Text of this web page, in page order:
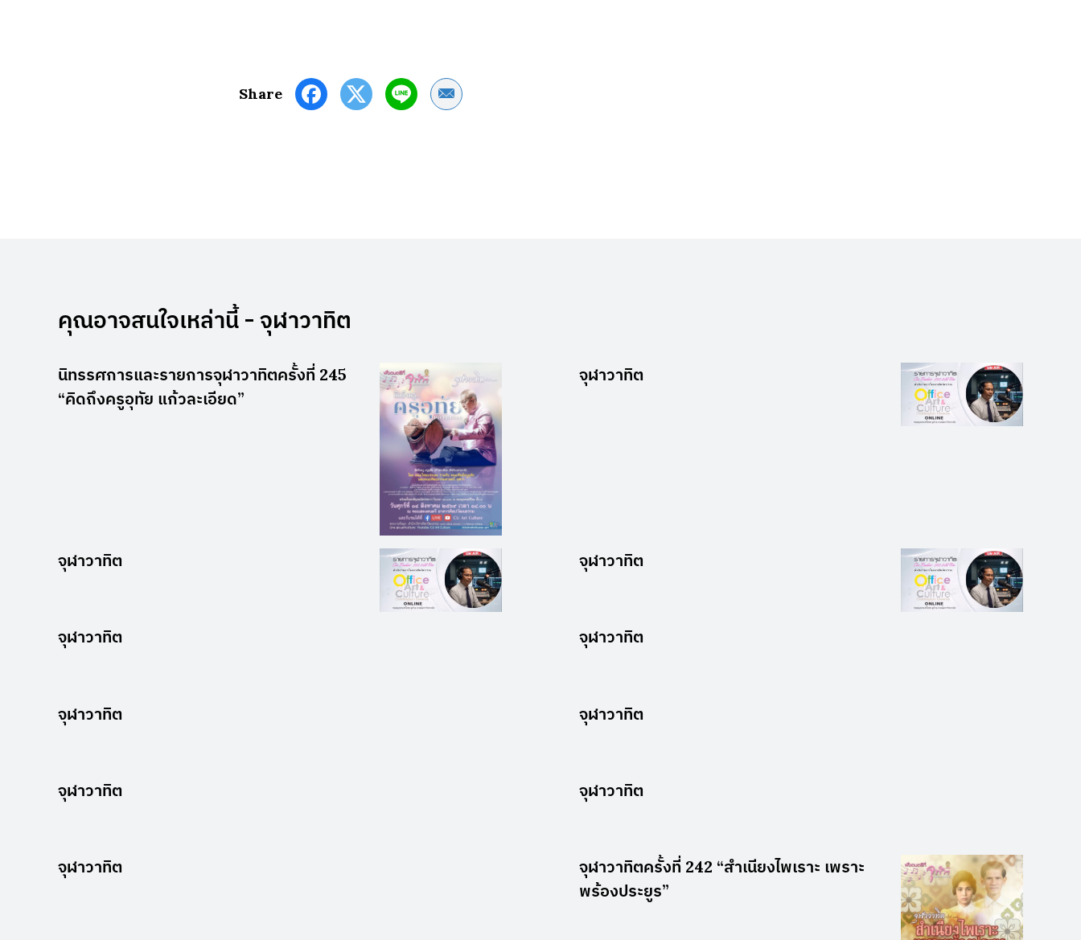
Share Share by Email
คุณอาจสนใจเหล่านี้ - จุฬาวาทิต
นิทรรศการและรายการจุฬาวาทิตครั้งที่ 245
“คิดถึงครูอุทัย แก้วละเอียด”
จุฬาวาทิต
จุฬาวาทิต จุฬาวาทิต
จุฬาวาทิต จุฬาวาทิต
จุฬาวาทิต จุฬาวาทิต
จุฬาวาทิต จุฬาวาทิต
จุฬาวาทิต
จุฬาวาทิตครั้งที่ 242 “สำเนียงไพเราะ เพราะ
พร้องประยูร”